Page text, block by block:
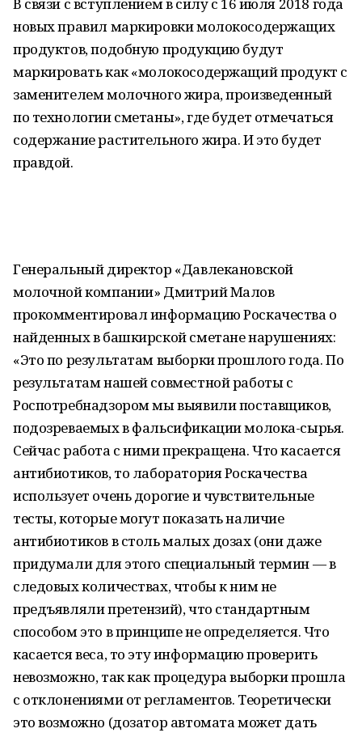
новых правил маркировки молокосодержащих
продуктов, подобную продукцию будут
маркировать как «молокосодержащий продукт с
заменителем молочного жира, произведенный
по технологии сметаны», где будет отмечаться
содержание растительного жира. И это будет
правдой.
Генеральный директор «Давлекановской
молочной компании» Дмитрий Малов
прокомментировал информацию Роскачества о
найденных в башкирской сметане нарушениях:
«Это по результатам выборки прошлого года. По
результатам нашей совместной работы с
Роспотребнадзором мы выявили поставщиков,
подозреваемых в фальсификации молока-сырья.
Сейчас работа с ними прекращена. Что касается
антибиотиков, то лаборатория Роскачества
использует очень дорогие и чувствительные
тесты, которые могут показать наличие
антибиотиков в столь малых дозах (они даже
придумали для этого специальный термин — в
следовых количествах, чтобы к ним не
предъявляли претензий), что стандартным
способом это в принципе не определяется. Что
касается веса, то эту информацию проверить
невозможно, так как процедура выборки прошла
с отклонениями от регламентов. Теоретически
это возможно (дозатор автомата может дать